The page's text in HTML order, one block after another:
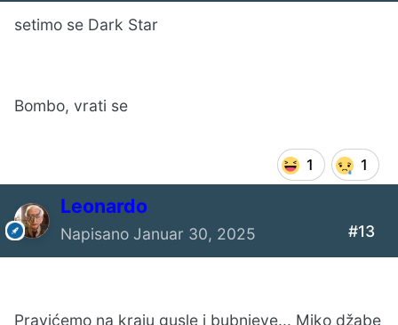
setimo se Dark Star
Bombo, vrati se
1 1
Leonardo
Napisano Januar 30, 2025 #13
Pravićemo na kraju gusle i bubnjeve... Miko džabe